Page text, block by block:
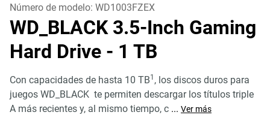
Número de modelo: WD1003FZEX
WD_BLACK 3.5-Inch Gaming
Hard Drive - 1 TB
Con capacidades de hasta 10 TB1 , los discos duros para
juegos WD_BLACK te permiten descargar los títulos triple
A más recientes y, al mismo tiempo, c ... Ver más